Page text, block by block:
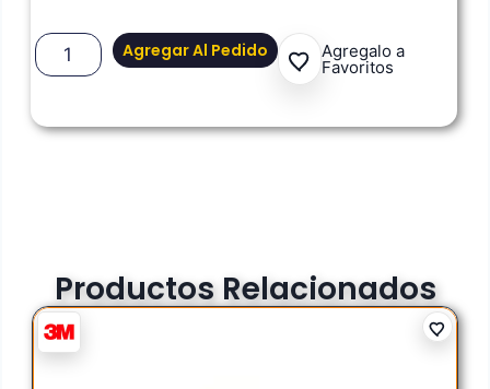
Agregar Al Pedido Agregalo a
Favoritos
Productos Relacionados